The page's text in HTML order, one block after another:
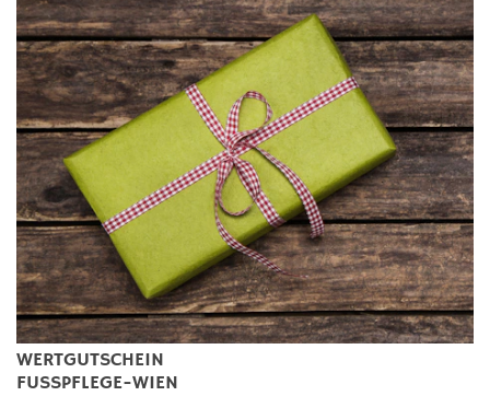
WERTGUTSCHEIN
FUSSPFLEGE-WIEN